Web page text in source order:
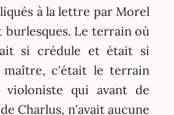
à la lettre par Morel
burlesques. Le terrain où
si crédule et était si
c'était le terrain
violoniste qui avant de
Charlus, n'avait aucune